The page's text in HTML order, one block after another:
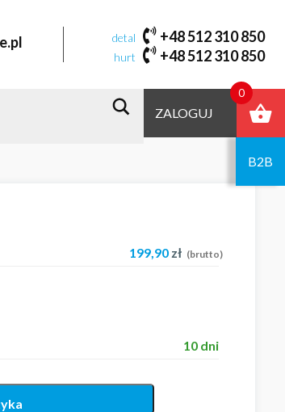
detal +48 512 310 850
hurt +48 512 310 850
ZALOGUJ
B2B
199,90 zł (brutto)
10 dni
0